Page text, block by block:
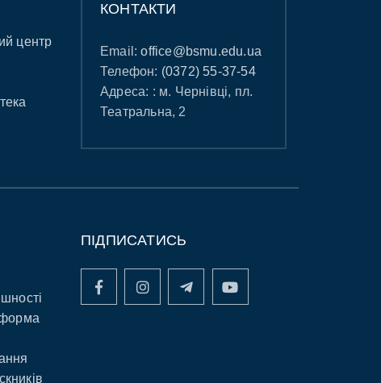
центр
КОНТАКТИ
Email:office@bsmu.edu.ua
Телефон: (0372) 55-37-54
Адреса: : м. Чернівці, пл.
Театральна, 2
ПІДПИСАТИСЬ